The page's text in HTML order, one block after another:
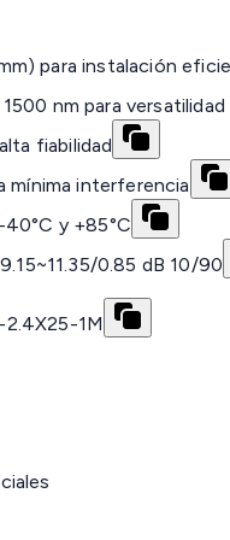
para instalación
nm para
fiabilidad
mínima interferencia
y +85°C
0.85 dB 10/90
1M